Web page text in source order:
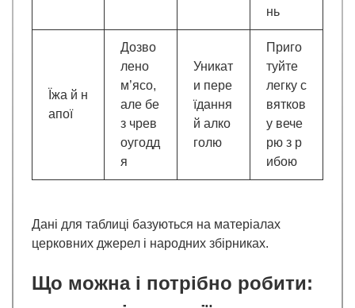
нь
Їжа й н
апої
Дозво
лено
м’ясо,
але бе
з чрев
оугодд
я
Уникат
и пере
їдання
й алко
голю
Приго
туйте
легку с
вятков
у вече
рю з р
ибою
Дані для таблиці базуються на матеріалах
церковних джерел і народних збірниках.
Що можна і потрібно робити: